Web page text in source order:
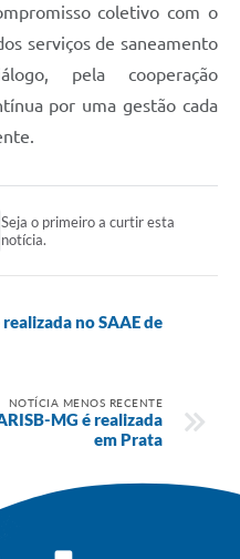
coletivo com o
serviços de saneamento
pela cooperação
por uma gestão cada
Seja o primeiro a curtir esta
notícia.
no SAAE de
NOTÍCIA MENOS RECENTE
MG é realizada
em Prata